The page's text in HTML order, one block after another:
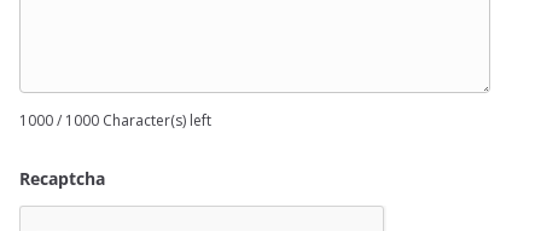
1000 / 1000 Character(s) left
Recaptcha